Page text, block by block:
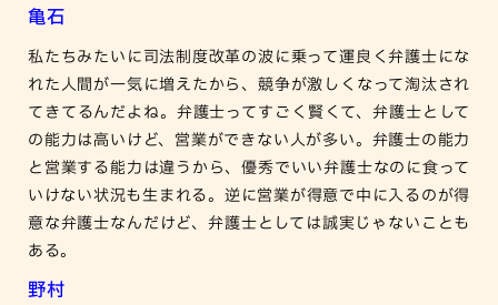
亀石
私たちみたいに司法制度改革の波に乗って運良く弁護士にな
れた人間が一気に増えたから、競争が激しくなって淘汰され
てきてるんだよね。弁護士ってすごく賢くて、弁護士として
の能力は高いけど、営業ができない人が多い。弁護士の能力
と営業する能力は違うから、優秀でいい弁護士なのに食って
いけない状況も生まれる。逆に営業が得意で中に入るのが得
意な弁護士なんだけど、弁護士としては誠実じゃないことも
ある。
野村